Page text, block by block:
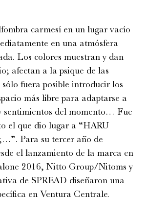
carmesí en un lugar vacío
en una atmósfera
Los colores muestran y dan
afectan a la psique de las
sólo fuera posible introducir los
más libre para adaptarse a
sentimientos del momento… Fue
el que dio lugar a “HARU
Para su tercer año de
el lanzamiento de la marca en
2016, Nitto Group/Nitoms y
de SPREAD diseñaron una
en Ventura Centrale.